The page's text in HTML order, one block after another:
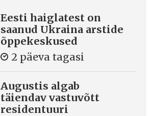
Eesti haiglatest on
saanud Ukraina arstide
õppekeskused
2 päeva tagasi
Augustis algab
täiendav vastuvõtt
residentuuri